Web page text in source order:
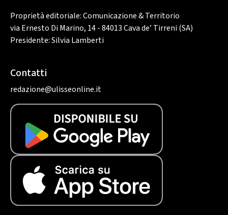
Proprietà editoriale: Comunicazione & Territorio
via Ernesto Di Marino, 14 - 84013 Cava de’ Tirreni (SA)
Presidente: Silvia Lamberti
Contatti
redazione@ulisseonline.it